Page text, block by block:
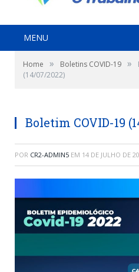
MENU
Home » Boletins COVID-19 »
(14/07/2022)
Boletim COVID-19
POR CR2-ADMIN5 EM 14 DE JULHO DE